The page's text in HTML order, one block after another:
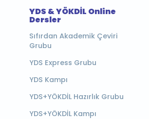
YDS & YÖKDİL Online
Dersler
Sıfırdan Akademik Çeviri
Grubu
YDS Express Grubu
YDS Kampı
YDS+YÖKDİL Hazırlık Grubu
YDS+YÖKDİL Kampı